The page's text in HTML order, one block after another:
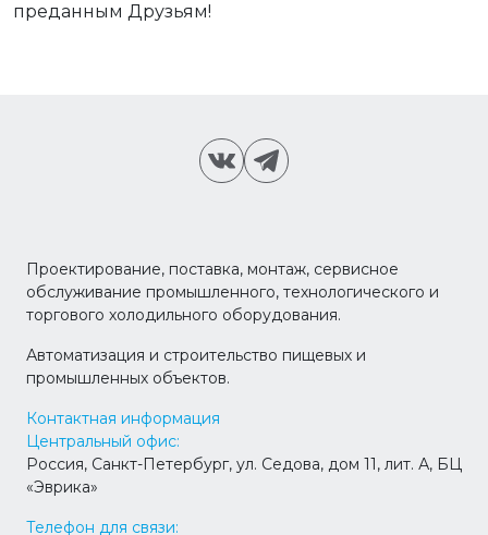
преданным Друзьям!
Проектирование, поставка, монтаж, сервисное
обслуживание промышленного, технологического и
торгового холодильного оборудования.
Автоматизация и строительство пищевых и
промышленных объектов.
Контактная информация
Центральный офис:
Россия, Санкт-Петербург, ул. Седова, дом 11, лит. А, БЦ
«Эврика»
Телефон для связи: